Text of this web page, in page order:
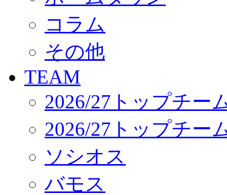
パートナー募集
クラブ理念
サステナビリティ
Web制作支援
応援プロジェクト
コラム
その他
TEAM
2026/27トップチー
2026/27トップチー
ソシオス
バモス